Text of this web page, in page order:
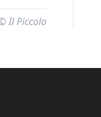
Il Piccolo